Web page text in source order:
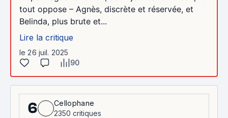
tout oppose – Agnès, discrète et réservée, et
Belinda, plus brute et...
Lire la critique
le 26 juil. 2025
90
6
Cellophane
2350 critiques